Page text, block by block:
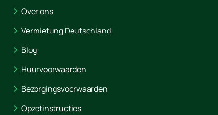
Over ons
Vermietung Deutschland
Blog
Huurvoorwaarden
Bezorgingsvoorwaarden
Opzetinstructies